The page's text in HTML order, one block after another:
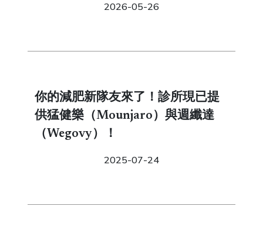
2026-05-26
你的減肥新隊友來了！診所現已提
供猛健樂（Mounjaro）與週纖達
（Wegovy）！
2025-07-24